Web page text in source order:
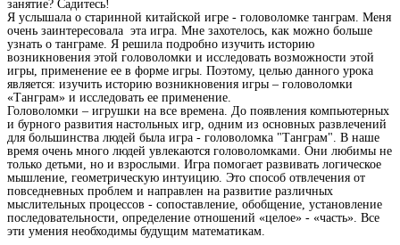
занятие? Садитесь!
Я услышала о старинной китайской игре - головоломке танграм. Меня
очень заинтересовала эта игра. Мне захотелось, как можно больше
узнать о танграме. Я решила подробно изучить историю
возникновения этой головоломки и исследовать возможности этой
игры, применение ее в форме игры. Поэтому, целью данного урока
является: изучить историю возникновения игры – головоломки
«Танграм» и исследовать ее применение.
Головоломки – игрушки на все времена. До появления компьютерных
и бурного развития настольных игр, одним из основных развлечений
для большинства людей была игра - головоломка "Танграм". В наше
время очень много людей увлекаются головоломками. Они любимы не
только детьми, но и взрослыми. Игра помогает развивать логическое
мышление, геометрическую интуицию. Это способ отвлечения от
повседневных проблем и направлен на развитие различных
мыслительных процессов - сопоставление, обобщение, установление
последовательности, определение отношений «целое» - «часть». Все
эти умения необходимы будущим математикам.